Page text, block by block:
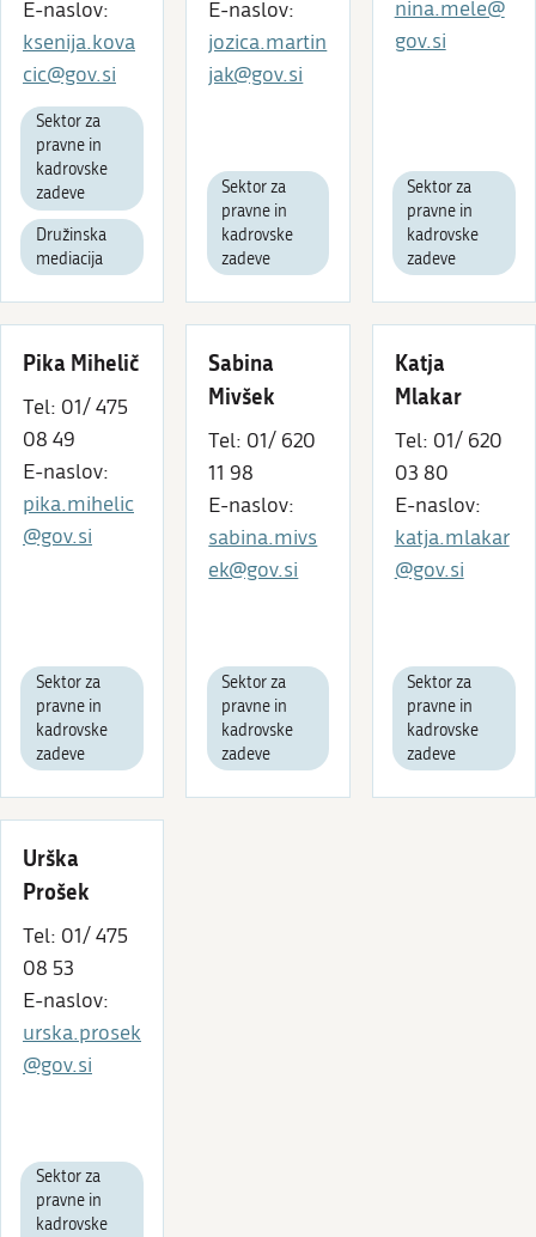
E-naslov:
ksenija.kova
cic@gov.si
Sektor za
pravne in
kadrovske
zadeve
Družinska
mediacija
E-naslov:
jozica.martin
jak@gov.si
Sektor za
pravne in
kadrovske
zadeve
nina.mele@
gov.si
Sektor za
pravne in
kadrovske
zadeve
Pika Mihelič
Tel: 01/ 475
08 49
E-naslov:
pika.mihelic
@gov.si
Sektor za
pravne in
kadrovske
zadeve
Sabina
Mivšek
Tel: 01/ 620
11 98
E-naslov:
sabina.mivs
ek@gov.si
Sektor za
pravne in
kadrovske
zadeve
Katja
Mlakar
Tel: 01/ 620
03 80
E-naslov:
katja.mlakar
@gov.si
Sektor za
pravne in
kadrovske
zadeve
Urška
Prošek
Tel: 01/ 475
08 53
E-naslov:
urska.prosek
@gov.si
Sektor za
pravne in
kadrovske